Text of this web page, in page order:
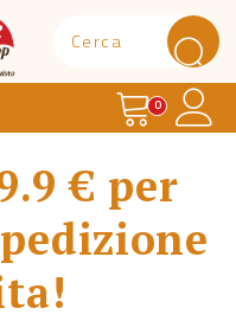
Shop
Carrello
0
€ per